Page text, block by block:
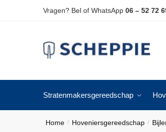
Vragen? Bel of WhatsApp 06 – 52 72
Stratenmakersgereedschap
Home / Hoveniersgereedschap /